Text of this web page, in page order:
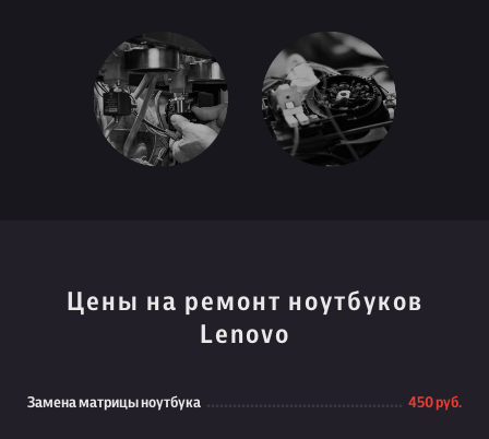
Цены на ремонт ноутбуков
Lenovo
Замена матрицы ноутбука 450 руб.